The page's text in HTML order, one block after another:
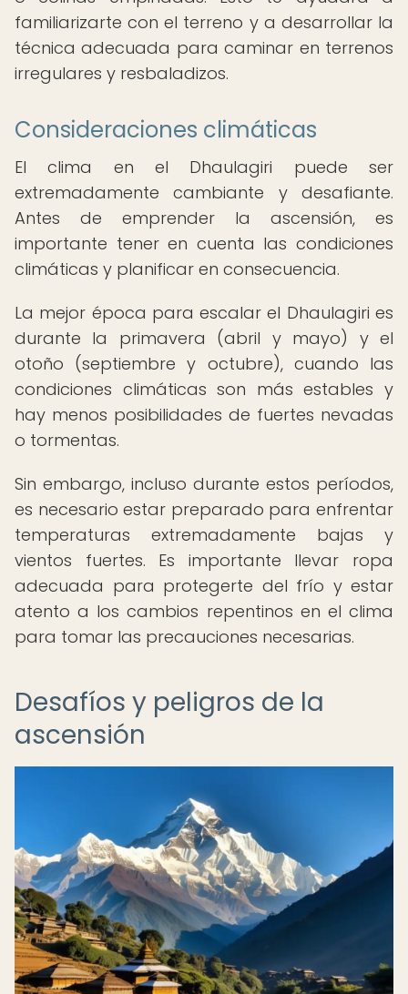
familiarizarte con el terreno y a desarrollar la
técnica adecuada para caminar en terrenos
irregulares y resbaladizos.
Consideraciones climáticas
El clima en el Dhaulagiri puede ser
extremadamente cambiante y desafiante.
Antes de emprender la ascensión, es
importante tener en cuenta las condiciones
climáticas y planificar en consecuencia.
La mejor época para escalar el Dhaulagiri es
durante la primavera (abril y mayo) y el
otoño (septiembre y octubre), cuando las
condiciones climáticas son más estables y
hay menos posibilidades de fuertes nevadas
o tormentas.
Sin embargo, incluso durante estos períodos,
es necesario estar preparado para enfrentar
temperaturas extremadamente bajas y
vientos fuertes. Es importante llevar ropa
adecuada para protegerte del frío y estar
atento a los cambios repentinos en el clima
para tomar las precauciones necesarias.
Desafíos y peligros de la
ascensión